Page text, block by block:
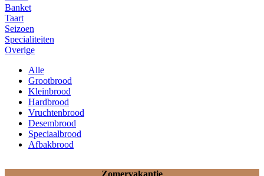
Banket
Taart
Seizoen
Specialiteiten
Overige
Alle
Grootbrood
Kleinbrood
Hardbrood
Vruchtenbrood
Desembrood
Speciaalbrood
Afbakbrood
Zomervakantie